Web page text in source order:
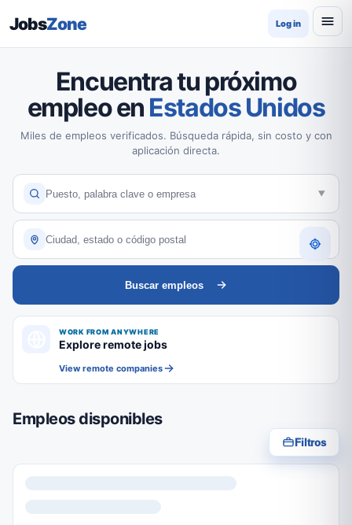
JobsZone Log in
Encuentra tu próximo
empleo en Estados Unidos
Miles de empleos verificados. Búsqueda rápida, sin costo y con
aplicación directa.
Buscar empleos
WORK FROM ANYWHERE
Explore remote jobs
View remote companies
Empleos disponibles
Filtros